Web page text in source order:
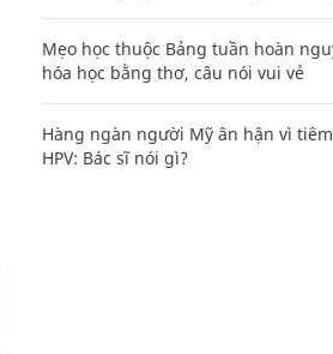
Mẹo học thuộc Bảng tuần hoàn
hóa học bằng thơ, câu nói vui vẻ
Hàng ngàn người Mỹ ân hận vì
HPV: Bác sĩ nói gì?